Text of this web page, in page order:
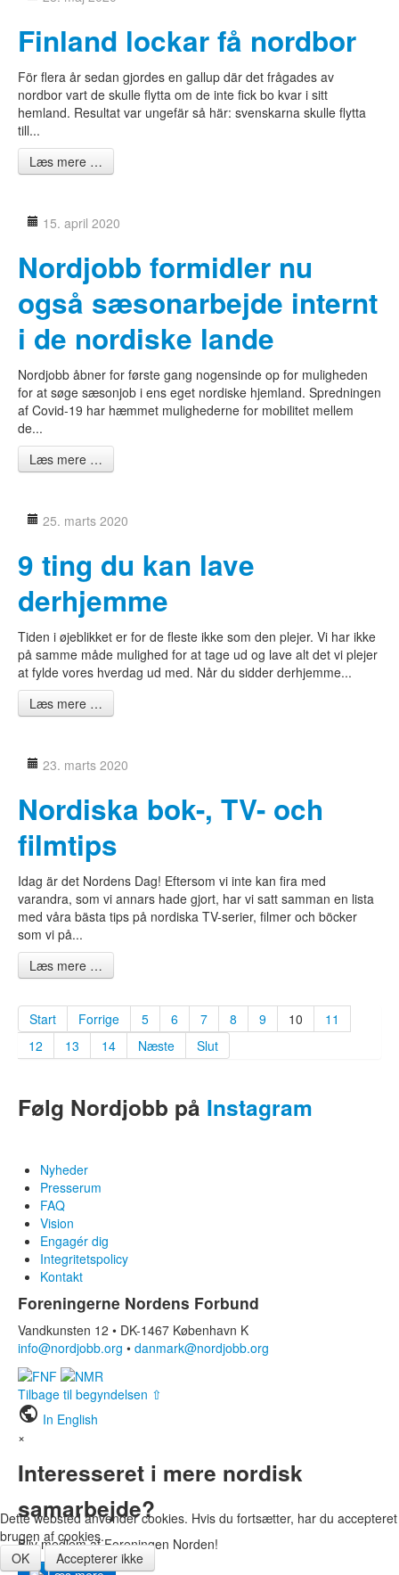
FI
IS
KL
Finland lockar få nordbor
För flera år sedan gjordes en gallup där det frågades av
nordbor vart de skulle flytta om de inte fick bo kvar i sitt
hemland. Resultat var ungefär så här: svenskarna skulle flytta
till...
Læs mere …
15. april 2020
Nordjobb formidler nu
også sæsonarbejde internt
i de nordiske lande
Nordjobb åbner for første gang nogensinde op for muligheden
for at søge sæsonjob i ens eget nordiske hjemland. Spredningen
af Covid-19 har hæmmet mulighederne for mobilitet mellem
de...
Læs mere …
25. marts 2020
9 ting du kan lave
derhjemme
Tiden i øjeblikket er for de fleste ikke som den plejer. Vi har ikke
på samme måde mulighed for at tage ud og lave alt det vi plejer
at fylde vores hverdag ud med. Når du sidder derhjemme...
Læs mere …
23. marts 2020
Nordiska bok-, TV- och
filmtips
Idag är det Nordens Dag! Eftersom vi inte kan fira med
varandra, som vi annars hade gjort, har vi satt samman en lista
med våra bästa tips på nordiska TV-serier, filmer och böcker
som vi på...
Læs mere …
Start Forrige 5 6 7 8 9 10
11
12
13 14 Næste Slut
Følg Nordjobb på Instagram
Nyheder
Presserum
FAQ
Vision
Engagér dig
Integritetspolicy
Kontakt
Foreningerne Nordens Forbund
Vandkunsten 12 • DK-1467 København K
info@nordjobb.org • danmark@nordjobb.org
Tilbage til begyndelsen ⇧
public In English
×
Interesseret i mere nordisk
samarbejde?
Bliv medlem af Foreningen Norden!
Dette websted anvender cookies. Hvis du fortsætter, har du accepteret
brugen af cookies.
OK
Accepterer ikke